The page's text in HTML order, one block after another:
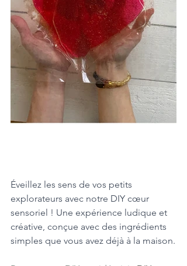
Éveillez les sens de vos petits
explorateurs avec notre DIY cœur
sensoriel ! Une expérience ludique et
créative, conçue avec des ingrédients
simples que vous avez déjà à la maison.